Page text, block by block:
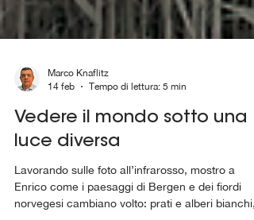
14 feb
Tempo di lettura: 5 min
Vedere il mondo sotto una
luce diversa
Lavorando sulle foto all’infrarosso, mostro a
Enrico come i paesaggi di Bergen e dei fiordi